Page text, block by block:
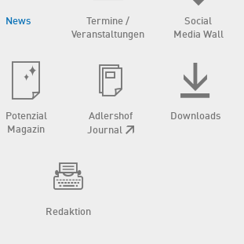
News
Termine /
Veranstaltungen
Social
Media Wall
Potenzial
Magazin
Adlershof
Journal
Downloads
Redaktion